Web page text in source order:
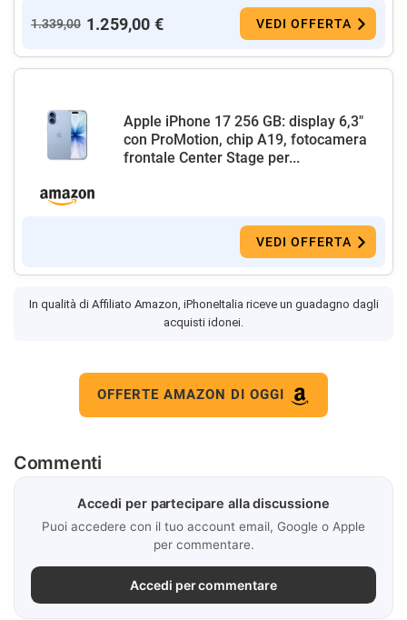
1.339,00 1.259,00 € VEDI OFFERTA
Apple iPhone 17 256 GB: display 6,3"
con ProMotion, chip A19, fotocamera
frontale Center Stage per...
VEDI OFFERTA
In qualità di Affiliato Amazon, iPhoneItalia riceve un guadagno dagli
acquisti idonei.
OFFERTE AMAZON DI OGGI
Commenti
Accedi per partecipare alla discussione
Puoi accedere con il tuo account email, Google o Apple
per commentare.
Accedi per commentare